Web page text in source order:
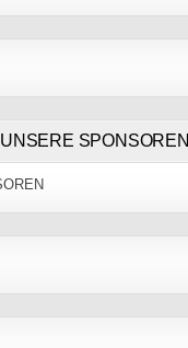
UNSERE SPONSOREN